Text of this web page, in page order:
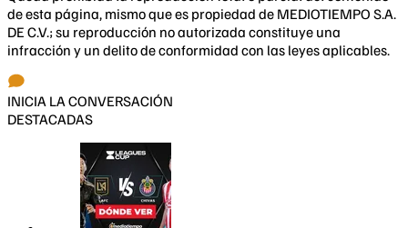
de esta página, mismo que es propiedad de MEDIOTIEMPO S.A.
DE C.V.; su reproducción no autorizada constituye una
infracción y un delito de conformidad con las leyes aplicables.
INICIA LA CONVERSACIÓN
DESTACADAS